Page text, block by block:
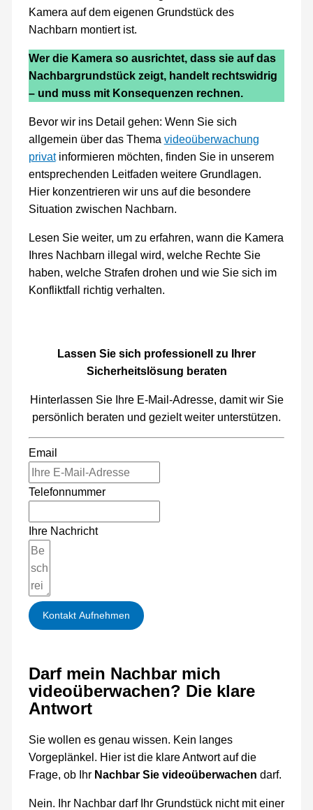
Kamera auf dem eigenen Grundstück des
Nachbarn montiert ist.
Wer die Kamera so ausrichtet, dass sie auf das
Nachbargrundstück zeigt, handelt rechtswidrig
– und muss mit Konsequenzen rechnen.
Bevor wir ins Detail gehen: Wenn Sie sich
allgemein über das Thema videoüberwachung
privatinformieren möchten, finden Sie in unserem
entsprechenden Leitfaden weitere Grundlagen.
Hier konzentrieren wir uns auf die besondere
Situation zwischen Nachbarn.
Lesen Sie weiter, um zu erfahren, wann die Kamera
Ihres Nachbarn illegal wird, welche Rechte Sie
haben, welche Strafen drohen und wie Sie sich im
Konfliktfall richtig verhalten.
Lassen Sie sich professionell zu Ihrer
Sicherheitslösung beraten
Hinterlassen Sie Ihre E-Mail-Adresse, damit wir Sie
persönlich beraten und gezielt weiter unterstützen.
Email
Telefonnummer
Ihre Nachricht
Kontakt Aufnehmen
Darf mein Nachbar mich
videoüberwachen? Die klare
Antwort
Sie wollen es genau wissen. Kein langes
Vorgeplänkel. Hier ist die klare Antwort auf die
Frage, ob Ihr Nachbar Sie videoüberwachen darf.
Nein. Ihr Nachbar darf Ihr Grundstück nicht mit einer